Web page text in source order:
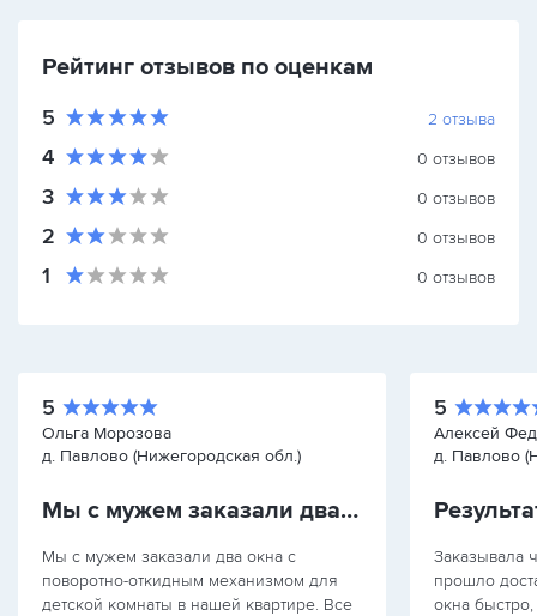
Рейтинг отзывов по оценкам
5 2 отзыва
4 0 отзывов
3 0 отзывов
2 0 отзывов
1 0 отзывов
5
Ольга Морозова
д. Павлово (Нижегородская обл.)
Мы с мужем заказали два окна
Мы с мужем заказали два окна с
поворотно-откидным механизмом для
детской комнаты в нашей квартире. Все
5
Алексей
д. Павлово
Заказывала
прошло
окна